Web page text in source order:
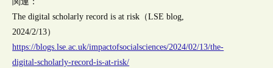
The digital scholarly record is at risk（LSE blog,
2024/2/13）
https://blogs.lse.ac.uk/impactofsocialsciences/2024/02/13/the-
digital-scholarly-record-is-at-risk/